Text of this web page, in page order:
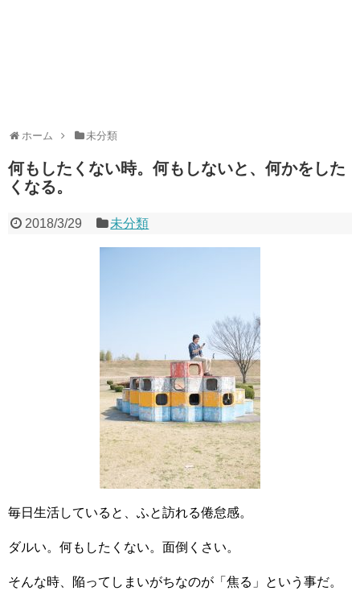
ホーム 未分類
何もしたくない時。何もしないと、何かをした
くなる。
2018/3/29 未分類
毎日生活していると、ふと訪れる倦怠感。
ダルい。何もしたくない。面倒くさい。
そんな時、陥ってしまいがちなのが「焦る」という事だ。